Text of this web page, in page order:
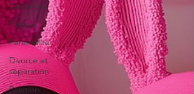
Sexologie
Couple
Parentalité
Divorce et
séparation
Relation